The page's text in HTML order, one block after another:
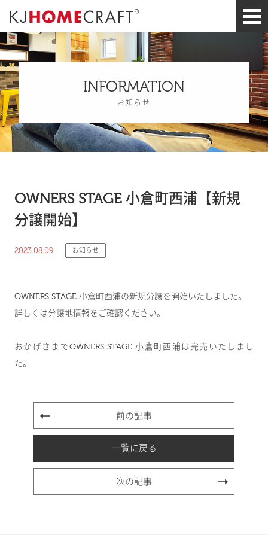
INFORMATION
お知らせ
OWNERS STAGE 小倉町西浦【新規
分譲開始】
2023.08.09 お知らせ
OWNERS STAGE 小倉町西浦の新規分譲を開始いたしました。
詳しくは分譲地情報をご確認ください。
おかげさまでOWNERS STAGE 小倉町西浦は完売いたしまし
た。
前の記事
一覧に戻る
次の記事